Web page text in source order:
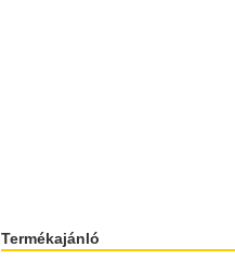
Termékajánló